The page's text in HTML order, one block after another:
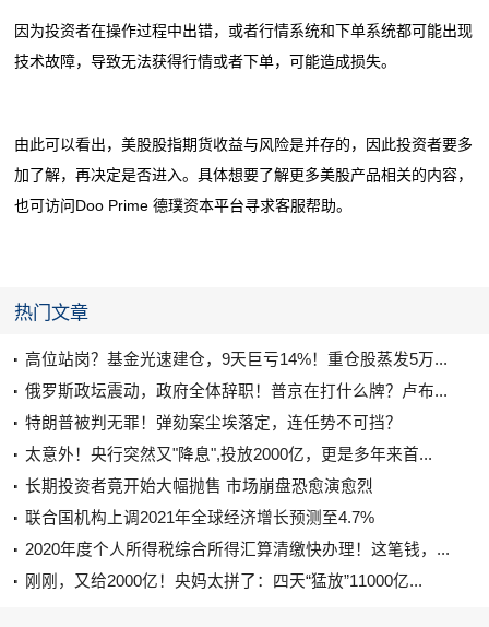
因为投资者在操作过程中出错，或者行情系统和下单系统都可能出现
技术故障，导致无法获得行情或者下单，可能造成损失。
由此可以看出，美股股指期货收益与风险是并存的，因此投资者要多
加了解，再决定是否进入。具体想要了解更多美股产品相关的内容，
也可访问 Doo Prime 德璞资本平台寻求客服帮助。
热门文章
高位站岗？基金光速建仓，9天巨亏14%！重仓股蒸发5万...
俄罗斯政坛震动，政府全体辞职！普京在打什么牌？卢布...
特朗普被判无罪！弹劾案尘埃落定，连任势不可挡？
太意外！央行突然又"降息",投放2000亿，更是多年来首...
长期投资者竟开始大幅抛售 市场崩盘恐愈演愈烈
联合国机构上调2021年全球经济增长预测至4.7%
2020年度个人所得税综合所得汇算清缴快办理！这笔钱，...
刚刚，又给2000亿！央妈太拼了：四天“猛放”11000亿...